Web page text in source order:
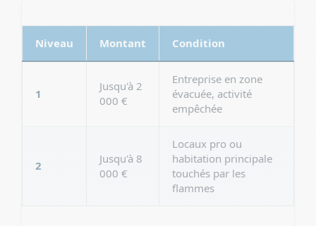
Niveau Montant Condition
1
Jusqu'à 2
000 €
Entreprise en zone
évacuée, activité
empêchée
2
Jusqu'à 8
000 €
Locaux pro ou
habitation principale
touchés par les
flammes